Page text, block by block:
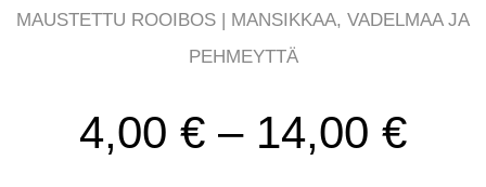
MAUSTETTU ROOIBOS | MANSIKKAA, VADELMAA JA
PEHMEYTTÄ
4,00 € – 14,00 €